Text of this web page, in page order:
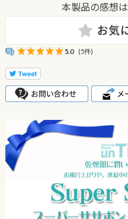
本製品の感想
5.0 (5件)